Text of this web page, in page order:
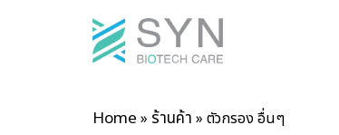
Home » ร้านค้า » ตัวกรอง อื่นๆ